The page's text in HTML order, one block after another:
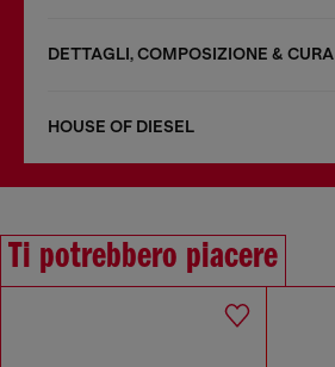
DETTAGLI, COMPOSIZIONE & CURA
HOUSE OF DIESEL
Ti potrebbero piacere